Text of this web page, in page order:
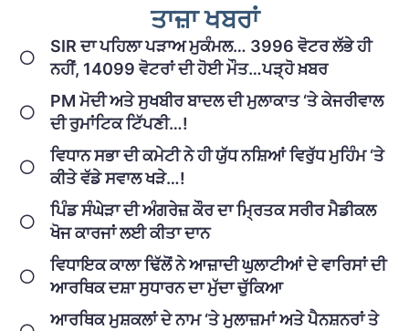
ਤਾਜ਼ਾ ਖਬਰਾਂ
SIR ਦਾ ਪਹਿਲਾ ਪੜਾਅ ਮੁਕੰਮਲ… 3996 ਵੋਟਰ ਲੱਭੇ ਹੀ
ਨਹੀਂ, 14099 ਵੋਟਰਾਂ ਦੀ ਹੋਈ ਮੌਤ…ਪੜ੍ਹੋ ਖ਼ਬਰ
PM ਮੋਦੀ ਅਤੇ ਸੁਖਬੀਰ ਬਾਦਲ ਦੀ ਮੁਲਾਕਾਤ ‘ਤੇ ਕੇਜਰੀਵਾਲ
ਦੀ ਰੁਮਾਂਟਿਕ ਟਿੱਪਣੀ…!
ਵਿਧਾਨ ਸਭਾ ਦੀ ਕਮੇਟੀ ਨੇ ਹੀ ਯੁੱਧ ਨਸ਼ਿਆਂ ਵਿਰੁੱਧ ਮੁਹਿੰਮ ‘ਤੇ
ਕੀਤੇ ਵੱਡੇ ਸਵਾਲ ਖੜੇ…!
ਪਿੰਡ ਸੰਘੇੜਾ ਦੀ ਅੰਗਰੇਜ਼ ਕੌਰ ਦਾ ਮ੍ਰਿਤਕ ਸਰੀਰ ਮੈਡੀਕਲ
ਖੋਜ ਕਾਰਜਾਂ ਲਈ ਕੀਤਾ ਦਾਨ
ਵਿਧਾਇਕ ਕਾਲਾ ਢਿੱਲੋਂ ਨੇ ਆਜ਼ਾਦੀ ਘੁਲਾਟੀਆਂ ਦੇ ਵਾਰਿਸਾਂ ਦੀ
ਆਰਥਿਕ ਦਸ਼ਾ ਸੁਧਾਰਨ ਦਾ ਮੁੱਦਾ ਚੁੱਕਿਆ
ਆਰਥਿਕ ਮੁਸ਼ਕਲਾਂ ਦੇ ਨਾਮ ‘ਤੇ ਮੁਲਾਜ਼ਮਾਂ ਅਤੇ ਪੈਨਸ਼ਨਰਾਂ ਤੇ